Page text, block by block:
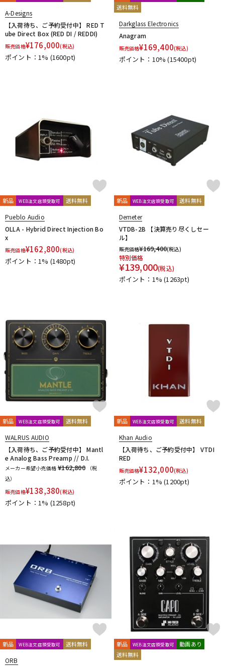
Vermona
VeroCity Effects Pedals VERTEX
Vivie
VOCU VooDoo LAB VOX
W-Z
WALRUS AUDIO Wampler Pedals WAYHUGE
weed
Westminster Effects
Wren and Cuff Creations
キョーリツ マキノ工房
BROWNE AMPLIFICATION
Tele.4 amplifier
KERNOM
STELLA GEAR
EAR FUZZ Effects Indigo Note
Sheeran
Science Amplification
Trondheim Audio Devices
Van Diemens Analogue Audio Disruptors
Lofi Mind Effects
Finding That Tone
STOMPROX
1981 Inventions
29 Pedals
6 Degrees FX
A-Designs
【入荷待ち、ご予約受付中】 RED T
ube Direct Box (RED DI / REDDI)
販売価格¥176,000(税込)
ポイント：1% (1600pt)
送料無料
Darkglass Electronics
Anagram
販売価格¥169,400(税込)
ポイント：10%(15400pt)
新品 WEB注文店頭受取可 送料無料
Pueblo Audio
OLLA - Hybrid Direct Injection Bo
x
販売価格¥162,800(税込)
ポイント：1% (1480pt)
新品 WEB注文店頭受取可 送料無料
Demeter
VTDB-2B 【決算売り尽くしセー
ル】
販売価格¥169,400(税込)
特別価格
¥139,000(税込)
ポイント：1%(1263pt)
新品 WEB注文店頭受取可 送料無料
WALRUS AUDIO
【入荷待ち、ご予約受付中】 Mantl
e Analog Bass Preamp // D.I.
メーカー希望小売価格 ¥162,800
（税
込）
販売価格¥138,380(税込)
ポイント：1% (1258pt)
新品 WEB注文店頭受取可 送料無料
Khan Audio
【入荷待ち、ご予約受付中】 VTDI
RED
販売価格¥132,000(税込)
ポイント：1%(1200pt)
新品 WEB注文店頭受取可 送料無料
ORB
新品 WEB注文店頭受取可
動画あり
送料無料